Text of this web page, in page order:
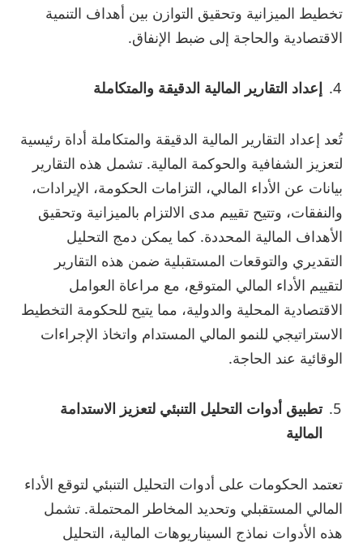
تخطيط الميزانية وتحقيق التوازن بين أهداف التنمية
الاقتصادية والحاجة إلى ضبط الإنفاق.
إعداد التقارير المالية الدقيقة والمتكاملة
تُعد إعداد التقارير المالية الدقيقة والمتكاملة أداة رئيسية
لتعزيز الشفافية والحوكمة المالية. تشمل هذه التقارير
بيانات عن الأداء المالي، التزامات الحكومة، الإيرادات،
والنفقات، وتتيح تقييم مدى الالتزام بالميزانية وتحقيق
الأهداف المالية المحددة. كما يمكن دمج التحليل
التقديري والتوقعات المستقبلية ضمن هذه التقارير
لتقييم الأداء المالي المتوقع، مع مراعاة العوامل
الاقتصادية المحلية والدولية، مما يتيح للحكومة التخطيط
الاستراتيجي للنمو المالي المستدام واتخاذ الإجراءات
الوقائية عند الحاجة.
تطبيق أدوات التحليل التنبئي لتعزيز الاستدامة
المالية
تعتمد الحكومات على أدوات التحليل التنبئي لتوقع الأداء
المالي المستقبلي وتحديد المخاطر المحتملة. تشمل
هذه الأدوات نماذج السيناريوهات المالية، التحليل